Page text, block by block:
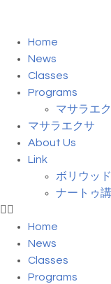
Home
News
Classes
Programs
マサラエ
マサラエクサ
About Us
Link
ボリウッ
ナートゥ
Home
News
Classes
Programs